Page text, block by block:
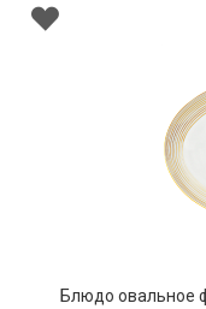
Блюдо овальное